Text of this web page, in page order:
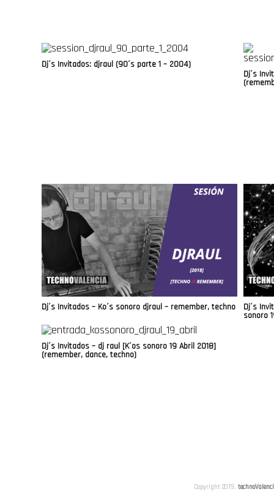
Dj´s Invitados: djraul (90´s parte 1 – 2004)
Dj´s
Dj´s Invitados – Ko´s sonoro djraul – remember, techno Dj´s
sonoro
Dj´s Invitados – dj raul [K´os sonoro 19 Abril 2018]
(remember, dance, techno)
Copyright 2019.